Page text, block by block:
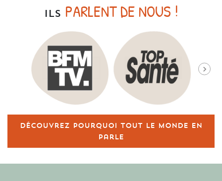
ILS PARLENT DE NOUS !
Découvrez pourquoi tout le monde en
parle